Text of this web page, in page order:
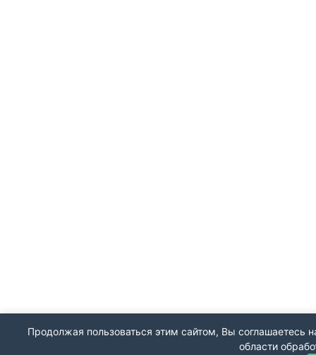
Продолжая пользоваться этим сайтом, Вы соглашаетесь
области